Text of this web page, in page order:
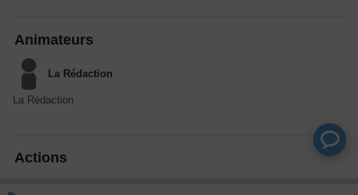
Animateurs
La Rédaction
La Rédaction
Actions